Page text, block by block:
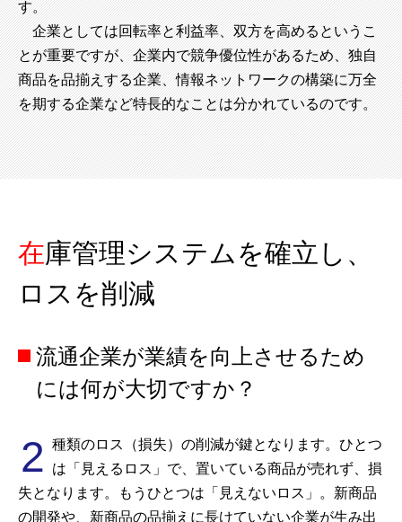
す。
企業としては回転率と利益率、双方を高めるというこ
とが重要ですが、企業内で競争優位性があるため、独自
商品を品揃えする企業、情報ネットワークの構築に万全
を期する企業など特長的なことは分かれているのです。
在庫管理システムを確立し、
ロスを削減
流通企業が業績を向上させるため
には何が大切ですか？
2 種類のロス（損失）の削減が鍵となります。ひとつ
は「見えるロス」で、置いている商品が売れず、損
失となります。もうひとつは「見えないロス」。新商品
の開発や、新商品の品揃えに長けていない企業が生み出